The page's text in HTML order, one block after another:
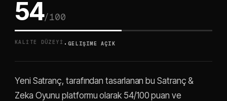
54/100
KALITE DÜZEYI ·GELIŞIME AÇIK
Yeni Satranç, tarafından tasarlanan bu Satranç &
Zeka Oyunu platformu olarak 54/100 puan ve